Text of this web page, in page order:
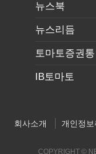
뉴스북
뉴스리듬
토마토증권
IB토마토
회사소개 개인정
COPYRIGHT ©